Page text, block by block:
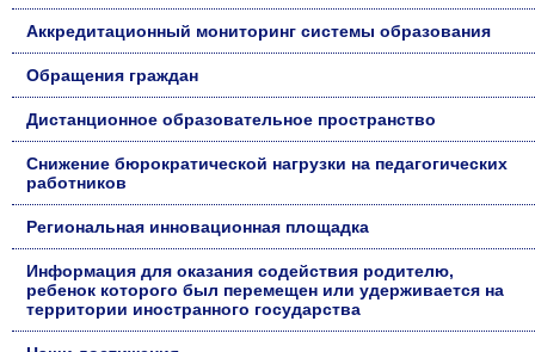
Аккредитационный мониторинг системы образования
Обращения граждан
Дистанционное образовательное пространство
Снижение бюрократической нагрузки на педагогических
работников
Региональная инновационная площадка
Информация для оказания содействия родителю,
ребенок которого был перемещен или удерживается на
территории иностранного государства